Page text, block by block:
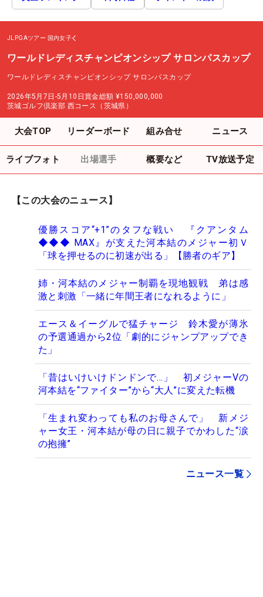
JLPGAツアー 国内女子
ワールドレディスチャンピオンシップ サロンパスカップ
ワールドレディスチャンピオンシップ サロンパスカップ
2026年5月7日-5月10日賞金総額 ¥150,000,000
茨城ゴルフ倶楽部 西コース（茨城県）
大会TOP リーダーボード 組み合せ ニュース
ライブフォト 出場選手 概要など TV放送予定
【この大会のニュース】
優勝スコア“+1”のタフな戦い 『クアンタム
◆◆◆ MAX』が支えた河本結のメジャー初Ｖ
「球を押せるのに初速が出る」【勝者のギア】
姉・河本結のメジャー制覇を現地観戦 弟は感
激と刺激「一緒に年間王者になれるように」
エース＆イーグルで猛チャージ 鈴木愛が薄氷
の予選通過から2位「劇的にジャンプアップでき
た」
「昔はいけいけドンドンで…」 初メジャーVの
河本結を“ファイター”から“大人”に変えた転機
「生まれ変わっても私のお母さんで」 新メジ
ャー女王・河本結が母の日に親子でかわした“涙
の抱擁”
ニュース一覧